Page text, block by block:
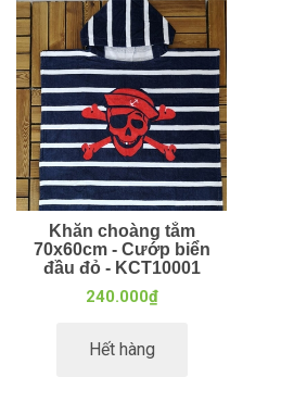
Khăn choàng tắm
70x60cm - Cướp biển
đầu đỏ - KCT10001
240.000₫
Hết hàng